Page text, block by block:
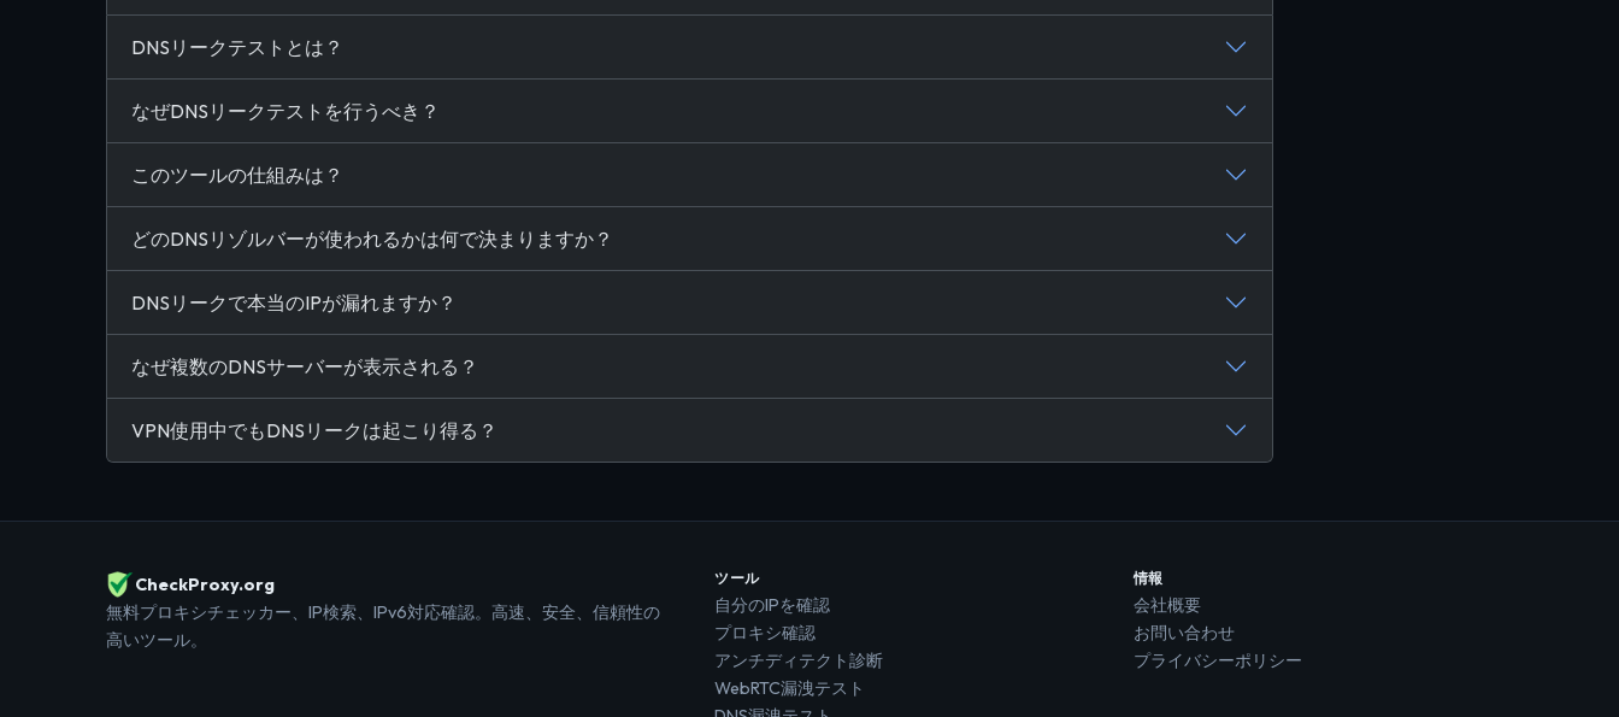
DNSリークテストとは？
なぜDNSリークテストを行うべき？
このツールの仕組みは？
どのDNSリゾルバーが使われるかは何で決まりますか？
DNSリークで本当のIPが漏れますか？
なぜ複数のDNSサーバーが表示される？
VPN使用中でもDNSリークは起こり得る？
CheckProxy.org
無料プロキシチェッカー、IP検索、IPv6対応確認。高速、安全、信頼性の
高いツール。
ツール
自分のIPを確認
プロキシ確認
アンチディテクト診断
WebRTC漏洩テスト
情報
会社概要
お問い合わせ
プライバシーポリシー